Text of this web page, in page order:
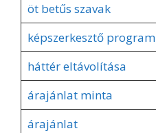
öt betűs szavak
képszerkesztő program
háttér eltávolítása
árajánlat minta
árajánlat